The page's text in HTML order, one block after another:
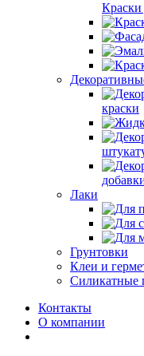
краски
Лаки
Грунтовки
Клеи и
Силикатные
Контакты
О компании